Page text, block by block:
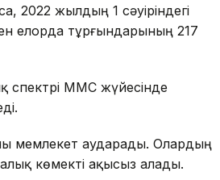
2022 жылдың 1 сәуіріндегі
елорда тұрғындарының 217
спектрі МӘМС жүйесінде
мемлекет аударады. Олардың
көмекті ақысыз алады.